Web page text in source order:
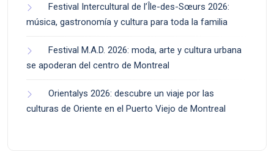
Festival Intercultural de l’Île-des-Sœurs 2026:
música, gastronomía y cultura para toda la familia
Festival M.A.D. 2026: moda, arte y cultura urbana
se apoderan del centro de Montreal
Orientalys 2026: descubre un viaje por las
culturas de Oriente en el Puerto Viejo de Montreal